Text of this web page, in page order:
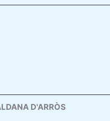
D'ARRÒS